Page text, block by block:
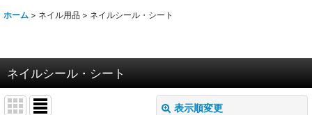
ホーム > ネイル用品 > ネイルシール・シート
ネイルシール・シート
表示順変更